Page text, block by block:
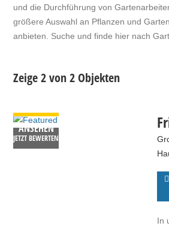
und die Durchführung von
größere Auswahl an Pflanzen und
anbieten. Suche und finde hier nach
Zeige 2 von 2 Objekten
ANSEHEN
JETZT BEWERTEN
In